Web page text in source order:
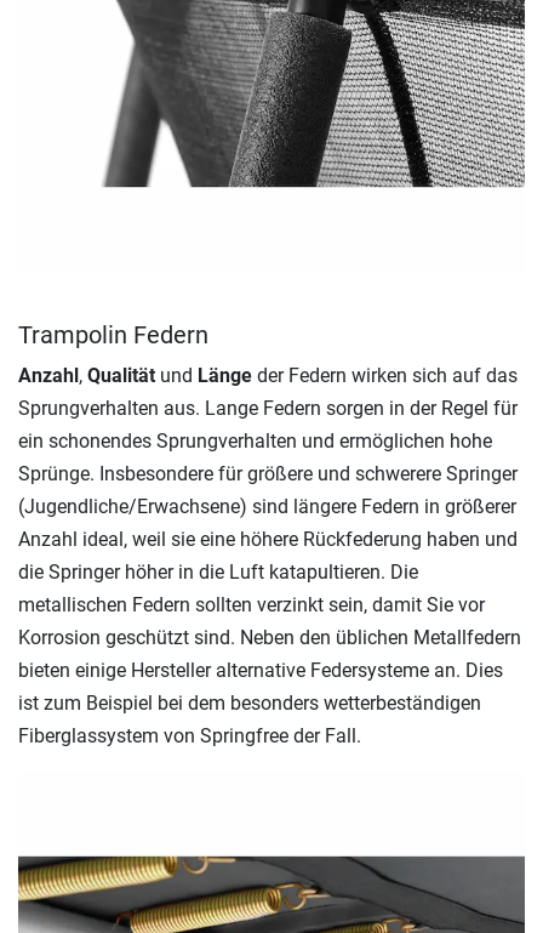
Trampolin Federn
Anzahl, Qualität und Länge der Federn wirken sich auf das
Sprungverhalten aus. Lange Federn sorgen in der Regel für
ein schonendes Sprungverhalten und ermöglichen hohe
Sprünge. Insbesondere für größere und schwerere Springer
(Jugendliche/Erwachsene) sind längere Federn in größerer
Anzahl ideal, weil sie eine höhere Rückfederung haben und
die Springer höher in die Luft katapultieren. Die
metallischen Federn sollten verzinkt sein, damit Sie vor
Korrosion geschützt sind. Neben den üblichen Metallfedern
bieten einige Hersteller alternative Federsysteme an. Dies
ist zum Beispiel bei dem besonders wetterbeständigen
Fiberglassystem von Springfree der Fall.